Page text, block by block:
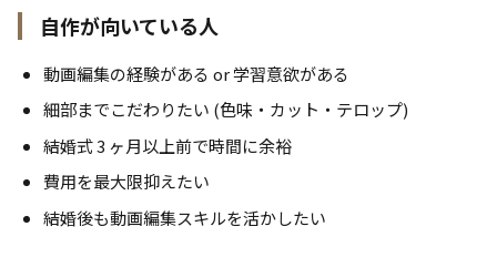
自作が向いている人
動画編集の経験がある or 学習意欲がある
細部までこだわりたい (色味・カット・テロップ)
結婚式 3 ヶ月以上前で時間に余裕
費用を最大限抑えたい
結婚後も動画編集スキルを活かしたい